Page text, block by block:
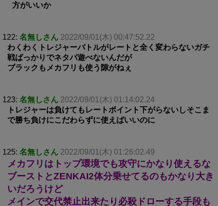
方がいいか
122: 名無しさん 2022/09/01(木) 00:47:52.22
わくわくトレジャーバトルがレートと全く変わらないガチ
戦ばっかりでネタパ遊べないんだが
ブラックもメカフリも使う隙がねぇ
123: 名無しさん 2022/09/01(木) 01:14:02.24
トレジャーは負けてもレートポイント下がらないしそこま
で勝ち負けにこだわらずに使えばいいのに
125: 名無しさん 2022/09/01(木) 01:26:02.49
メカフリはトップ環境でも攻守にかなり使えるな
ブーストとZENKAI2体分乗せてるのもかなり大き
いだろうけど
メインで交代禁止出来たり必殺ドローする手段も